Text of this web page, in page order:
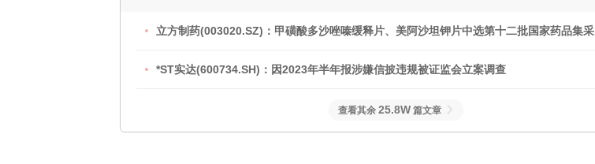
立方制药(003020.SZ)：甲磺酸多沙唑嗪缓释片、美阿沙坦钾片中选第十二批国家药品集采
*ST实达(600734.SH)：因2023年半年报涉嫌信披违规被证监会立案调查
查看其余 25.8W 篇文章